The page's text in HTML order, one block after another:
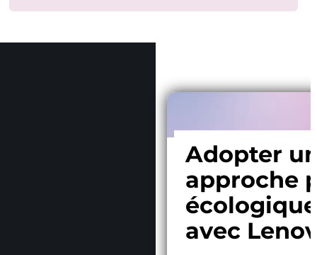
Adopter
approche
écologique
avec